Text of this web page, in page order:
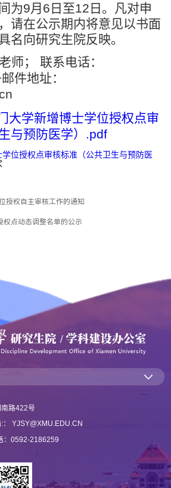
为9月 6 日至12 日。凡对申
请在公示期内将意见以书面
名向研究生院反映。
师；
联系电话：
件地址：
大学新增博士学位授权点审
与预防医学）.pdf
位授权点审核标准（公共卫生与预防医
授权自主审核工作的通知
权点动态调整名单的公示
路422号
YJSY@XMU.EDU.CN
0592-2186259